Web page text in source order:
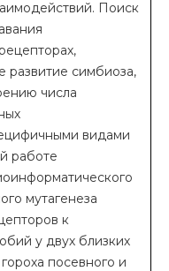
Поиск
симбиоза,
числа
видами
работе
мутагенеза
к
у двух близких
посевного и